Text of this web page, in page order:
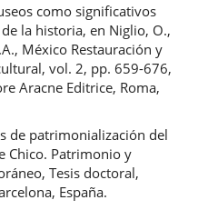
como significativos
la historia, en Niglio, O.,
México Restauración y
vol. 2, pp. 659-676,
Aracne Editrice, Roma,
de patrimonialización del
Chico. Patrimonio y
Tesis doctoral,
España.